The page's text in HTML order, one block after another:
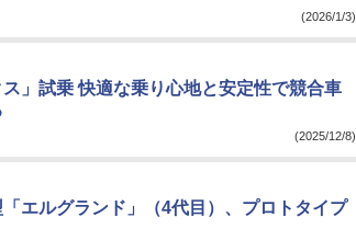
(2026/1/3)
」試乗 快適な乗り心地と安定性で競合車
(2025/12/8)
エルグランド」（4代目）、プロトタイプ